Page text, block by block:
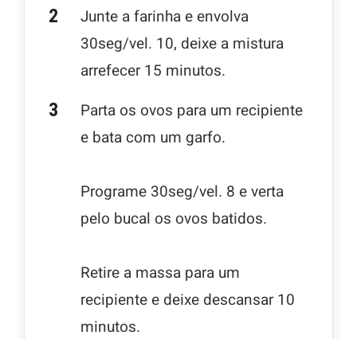
Junte a farinha e envolva
30seg/vel. 10, deixe a mistura
arrefecer 15 minutos.
Parta os ovos para um recipiente
e bata com um garfo.
Programe 30seg/vel. 8 e verta
pelo bucal os ovos batidos.
Retire a massa para um
recipiente e deixe descansar 10
minutos.